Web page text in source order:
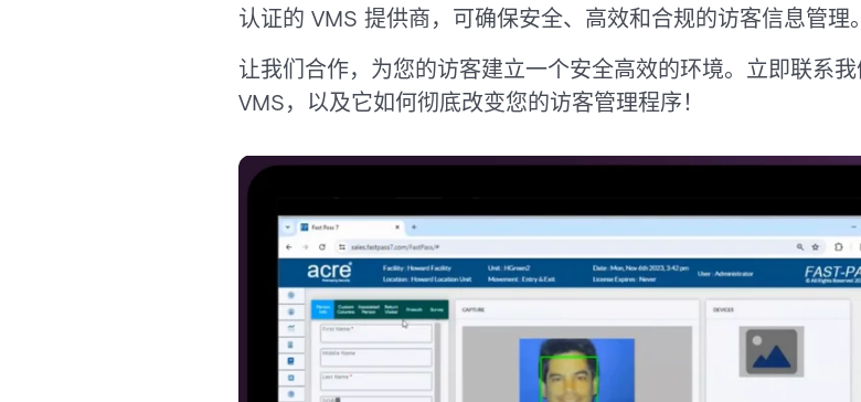
认证的 VMS 提供商，可确保安全、高效和合规的访客信息管理。
让我们合作，为您的访客建立一个安全高效的环境。立即联系
VMS，以及它如何彻底改变您的访客管理程序！